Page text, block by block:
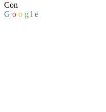
Con
G o o g l e